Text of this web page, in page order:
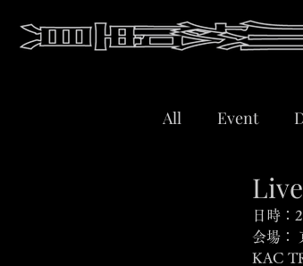
All Event
日時：
会場：
KAC